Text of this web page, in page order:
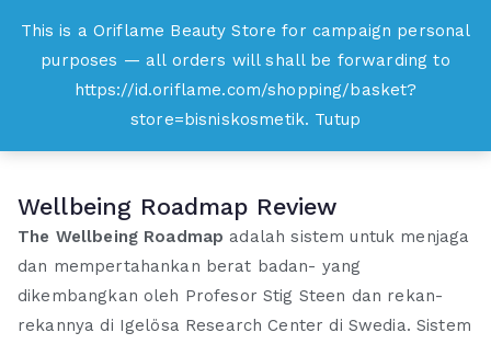
This is a Oriflame Beauty Store for campaign personal
purposes — all orders will shall be forwarding to
https://id.oriflame.com/shopping/basket?
store=bisniskosmetik. Tutup
konten
Oriflame
Belanja Online dan Peluang Usaha Produk
Kecantikan
Wellbeing Roadmap Review
The Wellbeing Roadmap adalah sistem untuk menjaga
dan mempertahankan berat badan- yang
dikembangkan oleh Profesor Stig Steen dan rekan-
rekannya di Igelösa Research Center di Swedia. Sistem